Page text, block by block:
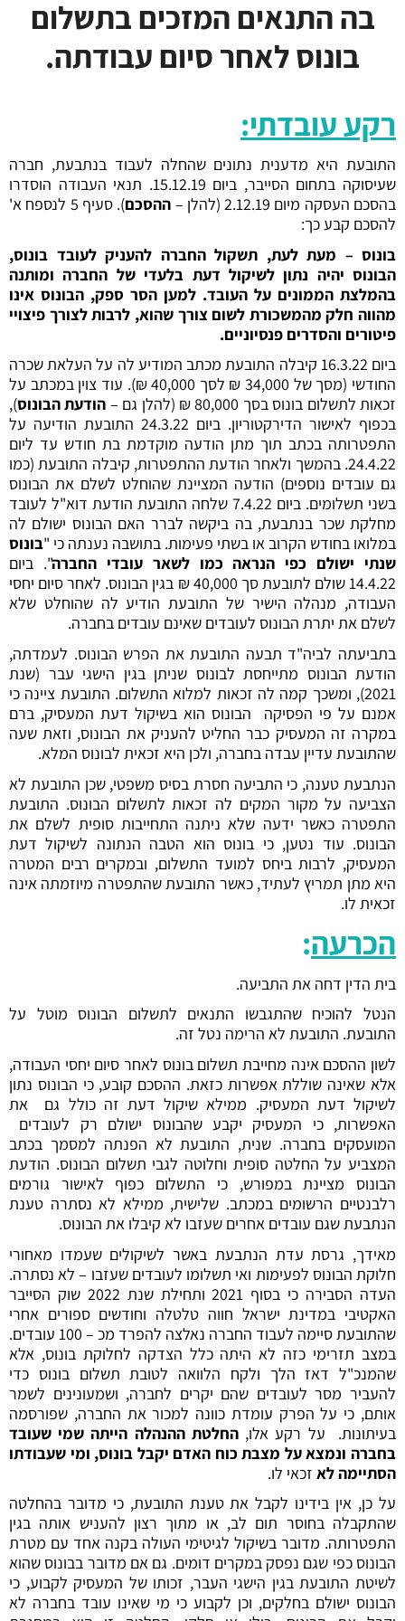
בה התנאים המזכים בתשלום
בונוס לאחר סיום עבודתה.
רקע עובדתי:
התובעת היא מדענית נתונים שהחלה לעבוד בנתבעת, חברה
שעיסוקה בתחום הסייבר, ביום 15.12.19. תנאי העבודה הוסדרו
בהסכם העסקה מיום 2.12.19 (להלן –
ההסכם
). סעיף 5 לנספח א'
להסכם קבע כך:
בונוס – מעת לעת, תשקול החברה להעניק לעובד בונוס,
הבונוס יהיה נתון לשיקול דעת בלעדי של החברה ומותנה
בהמלצת הממונים על העובד. למען הסר ספק, הבונוס אינו
מהווה חלק מהמשכורת לשום צורך שהוא, לרבות לצורך פיצויי
פיטורים והסדרים פנסיוניים.
ביום 16.3.22 קיבלה התובעת מכתב המודיע לה על העלאת שכרה
החודשי (מסך של 34,000 ₪ לסך 40,000 ₪). עוד צוין במכתב על
זכאות לתשלום בונוס בסך 80,000 ₪ (להלן גם –
הודעת הבונוס),
בכפוף לאישור הדירקטוריון. ביום 24.3.22 התובעת הודיעה על
התפטרותה בכתב תוך מתן הודעה מוקדמת בת חודש עד ליום
24.4.22. בהמשך ולאחר הודעת ההתפטרות, קיבלה התובעת (כמו
גם עובדים נוספים) הודעה המציינת שהוחלט לשלם את הבונוס
בשני תשלומים. ביום 7.4.22 שלחה התובעת הודעת דוא"ל לעובד
מחלקת שכר בנתבעת, בה ביקשה לברר האם הבונוס ישולם לה
במלואו בחודש הקרוב או בשתי פעימות. בתושבה נענתה כי "בונוס
שנתי ישולם כפי הנראה כמו לשאר עובדי החברה". ביום
14.4.22 שולם לתובעת סך 40,000 ₪ בגין הבונוס. לאחר סיום יחסי
העבודה, מנהלה הישיר של התובעת הודיע לה שהוחלט שלא
לשלם את יתרת הבונוס לעובדים שאינם עובדים בחברה.
בתביעתה לביה"ד תבעה התובעת את הפרש הבונוס. לעמדתה,
הודעת הבונוס מתייחסת לבונוס שניתן בגין הישגי עבר (שנת
2021), ומשכך קמה לה זכאות למלוא התשלום. התובעת ציינה כי
אמנם על פי הפסיקה הבונוס הוא בשיקול דעת המעסיק, ברם
במקרה זה המעסיק כבר החליט להעניק את הבונוס, וזאת שעה
שהתובעת עדיין עבדה בחברה, ולכן היא זכאית לבונוס המלא.
הנתבעת טענה, כי התביעה חסרת בסיס משפטי, שכן התובעת לא
הצביעה על מקור המקים לה זכאות לתשלום הבונוס. התובעת
התפטרה כאשר ידעה שלא ניתנה התחייבות סופית לשלם את
הבונוס. עוד נטען, כי בונוס הוא הטבה הנתונה לשיקול דעת
המעסיק, לרבות ביחס למועד התשלום, ובמקרים רבים המטרה
היא מתן תמריץ לעתיד, כאשר התובעת שהתפטרה מיוזמתה אינה
זכאית לו.
הכרעה:
בית הדין דחה את התביעה.
הנטל להוכיח שהתגבשו התנאים לתשלום הבונוס מוטל על
התובעת. התובעת לא הרימה נטל זה.
לשון ההסכם אינה מחייבת תשלום בונוס לאחר סיום יחסי העבודה,
אלא שאינה שוללת אפשרות כזאת. ההסכם קובע, כי הבונוס נתון
לשיקול דעת המעסיק. ממילא שיקול דעת זה כולל גם את
האפשרות, כי המעסיק יקבע שהבונוס ישולם רק לעובדים
המועסקים בחברה. שנית, התובעת לא הפנתה למסמך בכתב
המצביע על החלטה סופית וחלוטה לגבי תשלום הבונוס. הודעת
הבונוס מציינת במפורש, כי התשלום כפוף לאישור גורמים
רלבנטיים הרשומים במכתב. שלישית, ממילא לא נסתרה טענת
הנתבעת שגם עובדים אחרים שעזבו לא קיבלו את הבונוס.
מאידך, גרסת עדת הנתבעת באשר לשיקולים שעמדו מאחורי
חלוקת הבונוס לפעימות ואי תשלומו לעובדים שעזבו – לא נסתרה.
העדה הסבירה כי בסוף 2021 ותחילת שנת 2022 שוק הסייבר
האקטיבי במדינת ישראל חווה טלטלה וחודשים ספורים אחרי
שהתובעת סיימה לעבוד החברה נאלצה להפרד מכ – 100 עובדים.
במצב תזרימי כזה לא היתה כלל הצדקה לחלוקת בונוס, אלא
שהמנכ"ל דאז הלך ולקח הלוואה לטובת תשלום בונוס כדי
להעביר מסר לעובדים שהם יקרים לחברה, ושמעונינים לשמר
אותם, כי על הפרק עומדת כוונה למכור את החברה, שפורסמה
בעיתונות. על רקע אלו,החלטת ההנהלה הייתה שמי שעובד
בחברה ונמצא על מצבת כוח האדם יקבל בונוס, ומי שעבודתו
הסתיימה לא זכאי לו.
על כן, אין בידינו לקבל את טענת התובעת, כי מדובר בהחלטה
שהתקבלה בחוסר תום לב, או מתוך רצון להעניש אותה בגין
התפטרותה. מדובר בשיקול לגיטימי העולה בקנה אחד עם מטרת
הבונוס כפי שגם נפסק במקרים דומים. גם אם מדובר בבונוס שהוא
לשיטת התובעת בגין הישגי העבר, זכותו של המעסיק לקבוע, כי
הבונוס ישולם בחלקים, וכן לקבוע כי מי שאינו עובד בחברה לא